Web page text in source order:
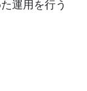
運用を行う